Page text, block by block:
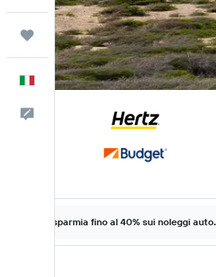
Trips
Italiano
Risparmia fino al 40% sui noleggi